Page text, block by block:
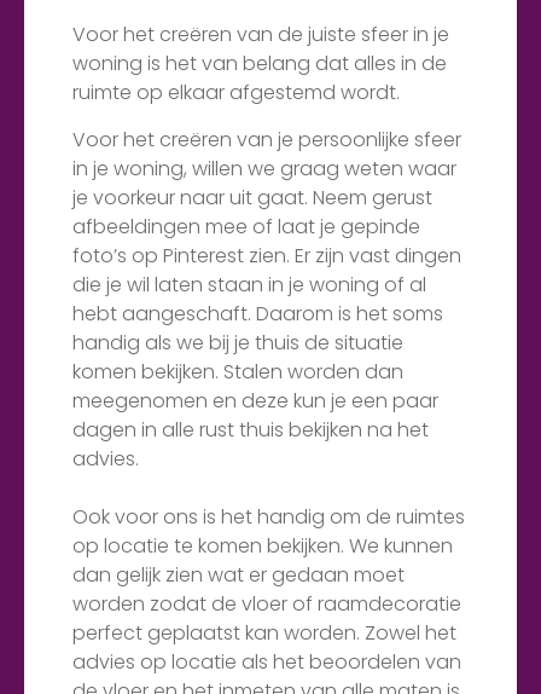
Voor het creëren van de juiste sfeer in je
woning is het van belang dat alles in de
ruimte op elkaar afgestemd wordt.
Voor het creëren van je persoonlijke sfeer
in je woning, willen we graag weten waar
je voorkeur naar uit gaat. Neem gerust
afbeeldingen mee of laat je gepinde
foto’s op Pinterest zien. Er zijn vast dingen
die je wil laten staan in je woning of al
hebt aangeschaft. Daarom is het soms
handig als we bij je thuis de situatie
komen bekijken. Stalen worden dan
meegenomen en deze kun je een paar
dagen in alle rust thuis bekijken na het
advies.
Ook voor ons is het handig om de ruimtes
op locatie te komen bekijken. We kunnen
dan gelijk zien wat er gedaan moet
worden zodat de vloer of raamdecoratie
perfect geplaatst kan worden. Zowel het
advies op locatie als het beoordelen van